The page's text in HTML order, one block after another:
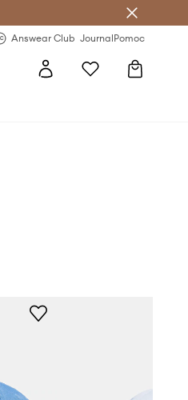
Answear Club JournalPomoc